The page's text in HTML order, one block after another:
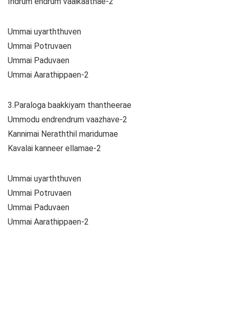
Ummai uyarththuven
Ummai Potruvaen
Ummai Paduvaen
Ummai Aarathippaen-2
3.Paraloga baakkiyam thantheerae
Ummodu endrendrum vaazhave-2
Kannimai Neraththil maridumae
Kavalai kanneer ellamae-2
Ummai uyarththuven
Ummai Potruvaen
Ummai Paduvaen
Ummai Aarathippaen-2